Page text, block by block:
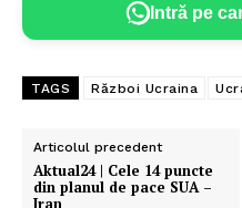
Intră pe
TAGS Război Ucraina
Articolul precedent
Aktual24 | Cele 14 puncte
din planul de pace SUA –
Iran